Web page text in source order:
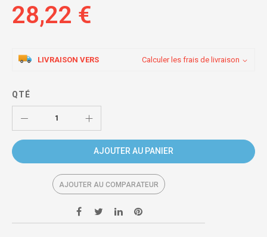
28,22 €
LIVRAISON VERS Calculer les frais de livraison
QTÉ
AJOUTER AU PANIER
AJOUTER AU COMPARATEUR